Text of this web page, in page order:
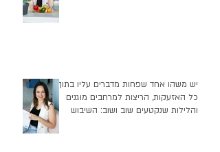
יש משהו אחד שפחות מדברים עליו בתוך
כל האזעקות, הריצות למרחבים מוגנים
והלילות שנקטעים שוב ושוב: השיבוש